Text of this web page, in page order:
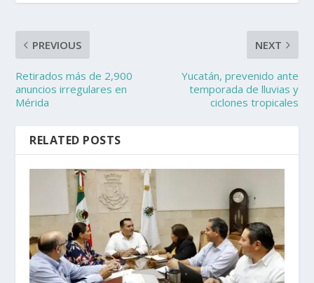
PREVIOUS
Retirados más de 2,900
anuncios irregulares en
Mérida
NEXT
Yucatán, prevenido ante
temporada de lluvias y
ciclones tropicales
RELATED POSTS